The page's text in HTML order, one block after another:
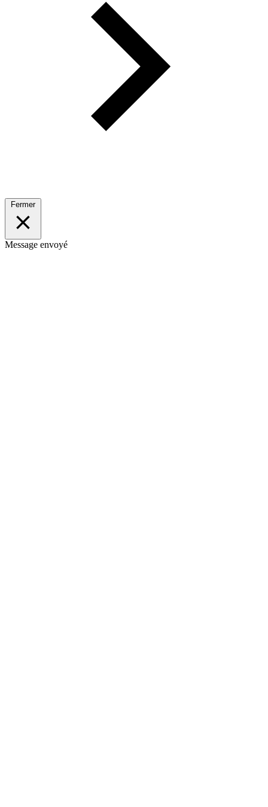
Fermer
Message envoyé